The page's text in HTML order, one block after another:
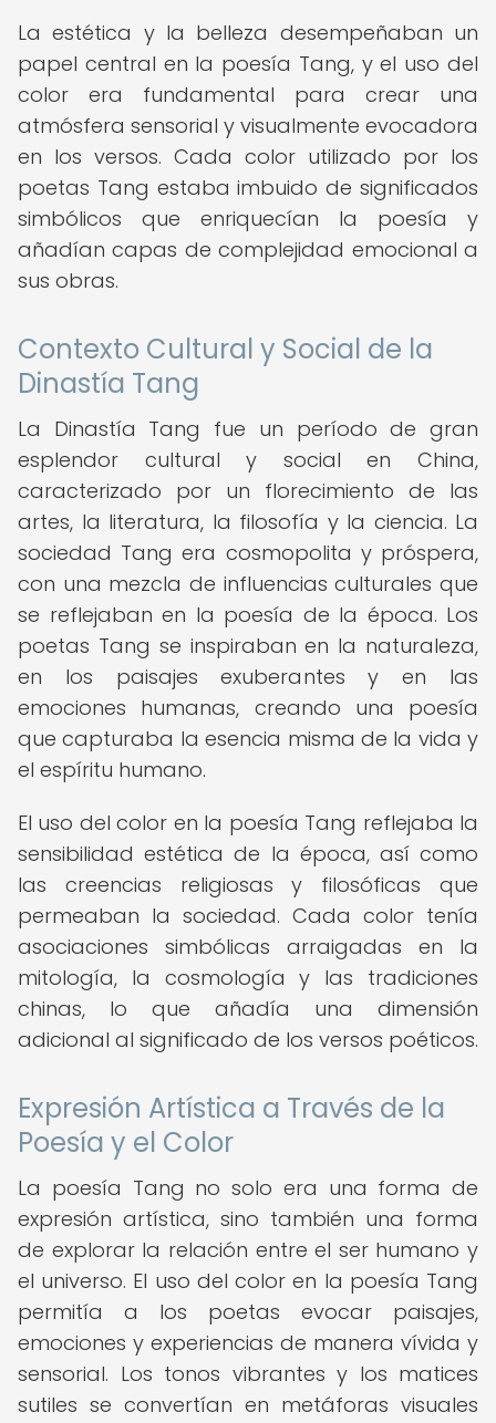
La estética y la belleza desempeñaban un
papel central en la poesía Tang, y el uso del
color era fundamental para crear una
atmósfera sensorial y visualmente evocadora
en los versos. Cada color utilizado por los
poetas Tang estaba imbuido de significados
simbólicos que enriquecían la poesía y
añadían capas de complejidad emocional a
sus obras.
Contexto Cultural y Social de la
Dinastía Tang
La Dinastía Tang fue un período de gran
esplendor cultural y social en China,
caracterizado por un florecimiento de las
artes, la literatura, la filosofía y la ciencia. La
sociedad Tang era cosmopolita y próspera,
con una mezcla de influencias culturales que
se reflejaban en la poesía de la época. Los
poetas Tang se inspiraban en la naturaleza,
en los paisajes exuberantes y en las
emociones humanas, creando una poesía
que capturaba la esencia misma de la vida y
el espíritu humano.
El uso del color en la poesía Tang reflejaba la
sensibilidad estética de la época, así como
las creencias religiosas y filosóficas que
permeaban la sociedad. Cada color tenía
asociaciones simbólicas arraigadas en la
mitología, la cosmología y las tradiciones
chinas, lo que añadía una dimensión
adicional al significado de los versos poéticos.
Expresión Artística a Través de la
Poesía y el Color
La poesía Tang no solo era una forma de
expresión artística, sino también una forma
de explorar la relación entre el ser humano y
el universo. El uso del color en la poesía Tang
permitía a los poetas evocar paisajes,
emociones y experiencias de manera vívida y
sensorial. Los tonos vibrantes y los matices
sutiles se convertían en metáforas visuales